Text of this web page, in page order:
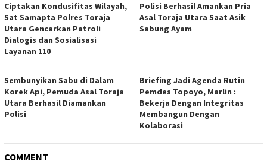
Ciptakan Kondusifitas Wilayah,
Sat Samapta Polres Toraja
Utara Gencarkan Patroli
Dialogis dan Sosialisasi
Layanan 110
Polisi Berhasil Amankan Pria
Asal Toraja Utara Saat Asik
Sabung Ayam
Sembunyikan Sabu di Dalam
Korek Api, Pemuda Asal Toraja
Utara Berhasil Diamankan
Polisi
Briefing Jadi Agenda Rutin
Pemdes Topoyo, Marlin :
Bekerja Dengan Integritas
Membangun Dengan
Kolaborasi
COMMENT